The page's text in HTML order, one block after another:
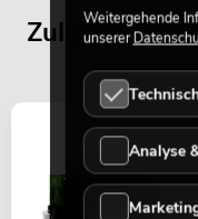
ZuletztWeitergehende
unserer
Analyse